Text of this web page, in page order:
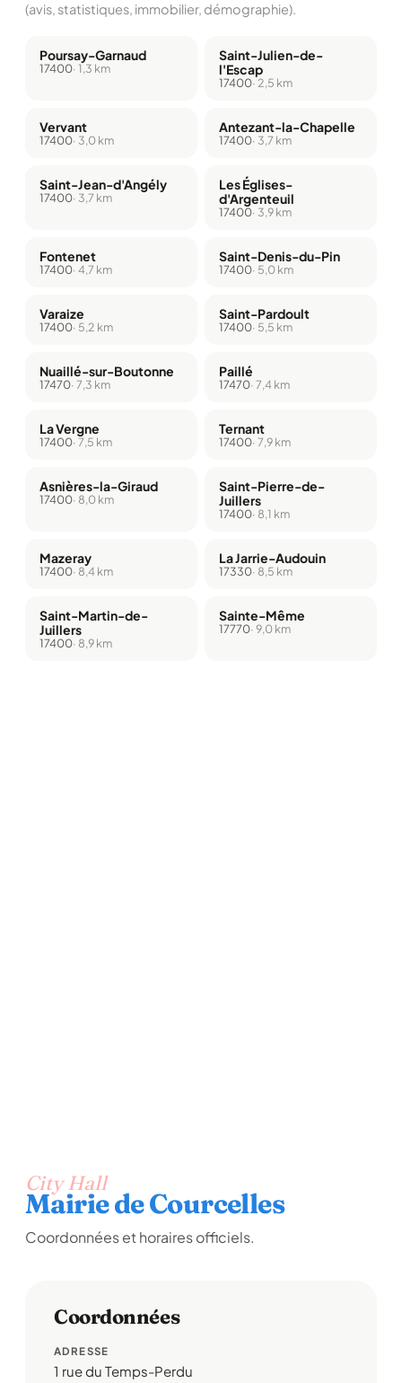
(avis, statistiques, immobilier, démographie).
Poursay-Garnaud
17400· 1,3 km
Saint-Julien-de-
l'Escap
17400· 2,5 km
Vervant
17400· 3,0 km
Antezant-la-Chapelle
17400· 3,7 km
Saint-Jean-d'Angély
17400· 3,7 km
Les Églises-
d'Argenteuil
17400· 3,9 km
Fontenet
17400· 4,7 km
Saint-Denis-du-Pin
17400· 5,0 km
Varaize
17400· 5,2 km
Saint-Pardoult
17400· 5,5 km
Nuaillé-sur-Boutonne
17470· 7,3 km
Paillé
17470· 7,4 km
La Vergne
17400· 7,5 km
Ternant
17400· 7,9 km
Asnières-la-Giraud
17400· 8,0 km
Saint-Pierre-de-
Juillers
17400· 8,1 km
Mazeray
17400· 8,4 km
La Jarrie-Audouin
17330· 8,5 km
Saint-Martin-de-
Juillers
17400· 8,9 km
Sainte-Même
17770· 9,0 km
City Hall
Mairie de Courcelles
Coordonnées et horaires officiels.
Coordonnées
ADRESSE
1 rue du Temps-Perdu